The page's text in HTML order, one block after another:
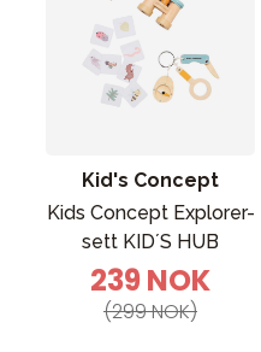
Kid's Concept
Kids Concept Explorer-
sett KID´S HUB
239 NOK
(299 NOK)